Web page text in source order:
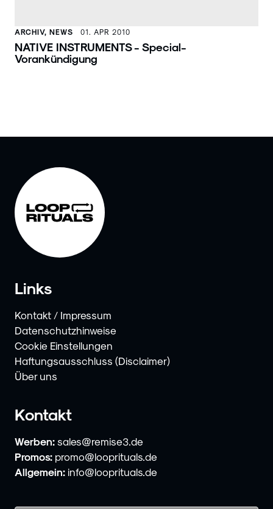
ARCHIV, NEWS 01. APR 2010
NATIVE INSTRUMENTS - Special-
Vorankündigung
Links
Kontakt / Impressum
Datenschutzhinweise
Cookie Einstellungen
Haftungsausschluss (Disclaimer)
Über uns
Kontakt
Werben: sales@remise3.de
Promos: promo@looprituals.de
Allgemein: info@looprituals.de